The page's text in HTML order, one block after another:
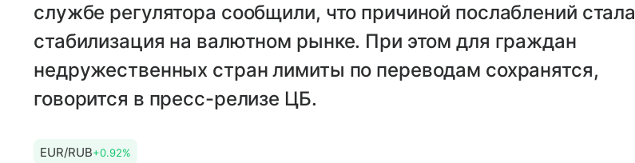
службе регулятора сообщили, что причиной послаблений стала
стабилизация на валютном рынке. При этом для граждан
недружественных стран лимиты по переводам сохранятся,
говорится в пресс-релизе ЦБ.
EUR/RUB+0.92%